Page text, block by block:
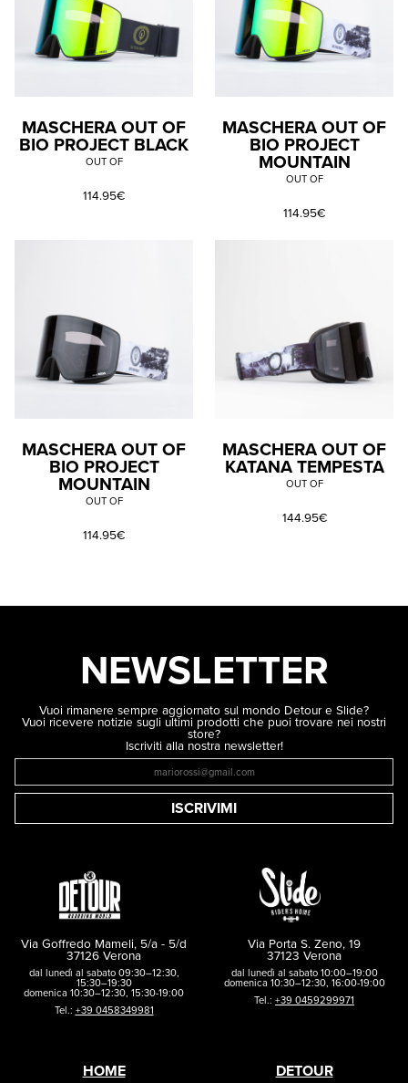
MASCHERA OUT OF
BIO PROJECT BLACK
OUT OF
114.95€
MASCHERA OUT OF
BIO PROJECT
MOUNTAIN
OUT OF
114.95€
MASCHERA OUT OF
BIO PROJECT
MOUNTAIN
OUT OF
114.95€
MASCHERA OUT OF
KATANA TEMPESTA
OUT OF
144.95€
NEWSLETTER
Vuoi rimanere sempre aggiornato sul mondo Detour e Slide?
Vuoi ricevere notizie sugli ultimi prodotti che puoi trovare nei nostri
store?
Iscriviti alla nostra newsletter!
ISCRIVIMI
Via Goffredo Mameli, 5/a - 5/d
37126 Verona
dal lunedì al sabato 09:30–12:30,
15:30–19:30
domenica 10:30–12:30, 15:30-19:00
Tel.: +39 0458349981
Via Porta S. Zeno, 19
37123 Verona
dal lunedì al sabato 10:00–19:00
domenica 10:30–12:30, 16:00-19:00
Tel.: +39 0459299971
HOME
DETOUR